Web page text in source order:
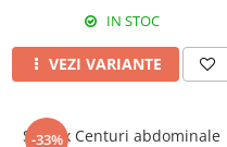
IN STOC
VEZI VARIANTE
-33%
Set 2 x Centuri abdominale